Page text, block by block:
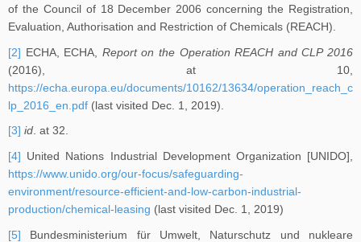
of the Council of 18 December 2006 concerning the Registration,
Evaluation, Authorisation and Restriction of Chemicals (REACH).
[2] ECHA, ECHA, Report on the Operation REACH and CLP 2016
(2016), at 10,
https://echa.europa.eu/documents/10162/13634/operation_reach_c
lp_2016_en.pdf (last visited Dec. 1, 2019).
[3] id. at 32.
[4] United Nations Industrial Development Organization [UNIDO],
https://www.unido.org/our-focus/safeguarding-
environment/resource-efficient-and-low-carbon-industrial-
production/chemical-leasing (last visited Dec. 1, 2019)
[5] Bundesministerium für Umwelt, Naturschutz und nukleare